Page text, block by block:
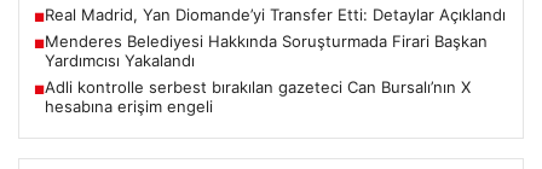
■Real Madrid, Yan Diomande’yi Transfer Etti: Detaylar Açıklandı
■Menderes Belediyesi Hakkında Soruşturmada Firari Başkan
Yardımcısı Yakalandı
■Adli kontrolle serbest bırakılan gazeteci Can Bursalı’nın X
hesabına erişim engeli